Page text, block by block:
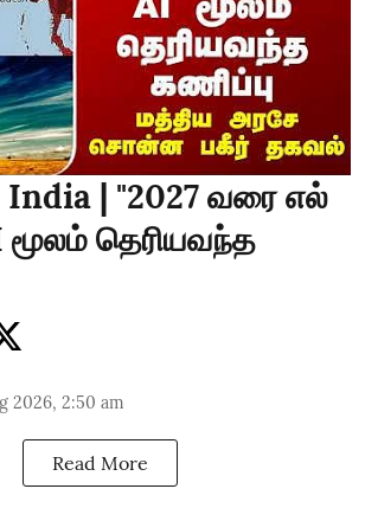
| "2027 வரை எல்
மூலம் தெரியவந்த
2026, 2:50 am
Read More